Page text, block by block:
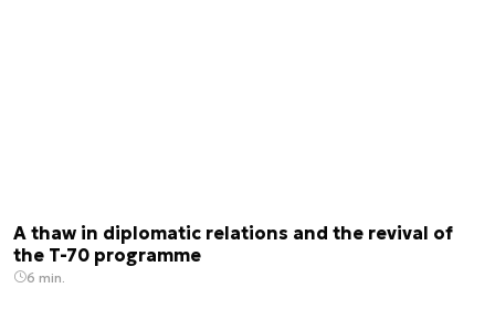
A thaw in diplomatic relations and the revival of
the T-70 programme
6 min.